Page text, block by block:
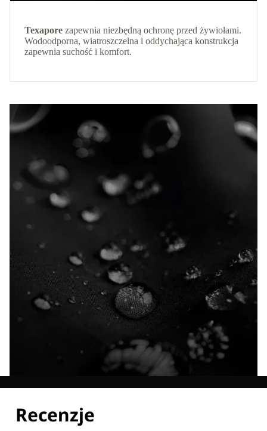
Texapore zapewnia niezbędną ochronę przed żywiołami.
Wodoodporna, wiatroszczelna i oddychająca konstrukcja
zapewnia suchość i komfort.